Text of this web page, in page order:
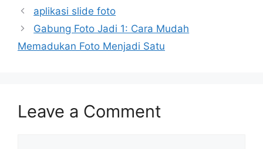
aplikasi slide foto
Gabung Foto Jadi 1: Cara Mudah
Memadukan Foto Menjadi Satu
Leave a Comment